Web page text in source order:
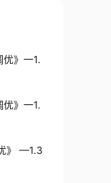
优》一1.
优》一1.